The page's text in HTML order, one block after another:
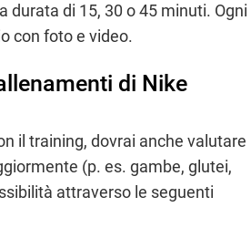
durata di 15, 30 o 45 minuti. Ogni
con foto e video.
di Nike
il training, dovrai anche valutare
(p. es. gambe, glutei,
attraverso le seguenti